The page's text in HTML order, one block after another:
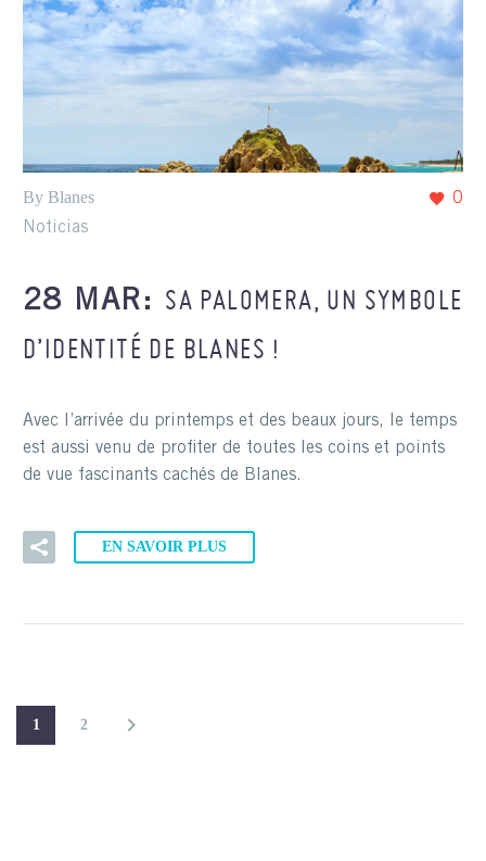
0
By Blanes
Noticias
28 MAR: SA PALOMERA, UN SYMBOLE
D’IDENTITÉ DE BLANES !
Avec l’arrivée du printemps et des beaux jours, le temps
est aussi venu de profiter de toutes les coins et points
de vue fascinants cachés de Blanes.
EN SAVOIR PLUS
1 2